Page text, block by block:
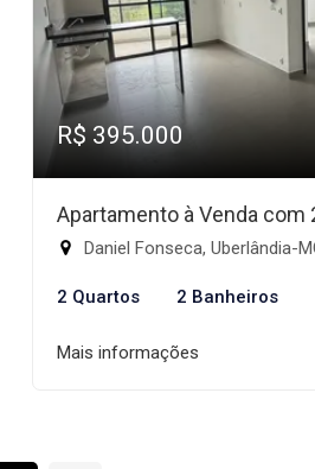
R$ 395.000
Apartamento à Venda com
Daniel Fonseca, Uberlândia-
2 Quartos 2 Banheiros
Mais informações